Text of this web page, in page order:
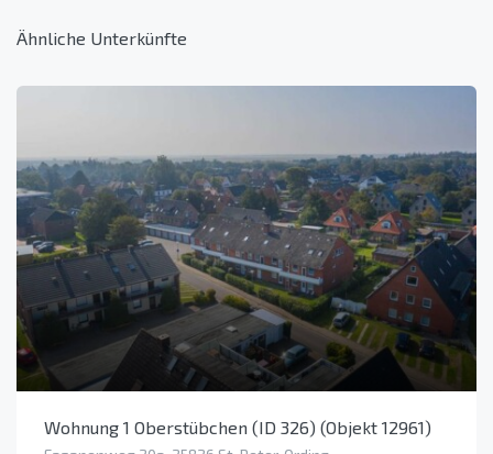
Ähnliche Unterkünfte
Wohnung 1 Oberstübchen (ID 326) (Objekt 12961)